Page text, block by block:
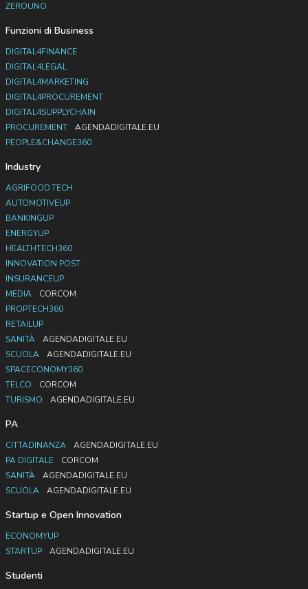
ZEROUNO
Funzioni di Business
DIGITAL4FINANCE
DIGITAL4LEGAL
DIGITAL4MARKETING
DIGITAL4PROCUREMENT
DIGITAL4SUPPLYCHAIN
PROCUREMENT
AGENDADIGITALE.EU
PEOPLE&CHANGE360
Industry
AGRIFOOD.TECH
AUTOMOTIVEUP
BANKINGUP
ENERGYUP
HEALTHTECH360
INNOVATION POST
INSURANCEUP
MEDIA
CORCOM
PROPTECH360
RETAILUP
SANITÀ
AGENDADIGITALE.EU
SCUOLA
AGENDADIGITALE.EU
SPACECONOMY360
TELCO
CORCOM
TURISMO
AGENDADIGITALE.EU
PA
CITTADINANZA
AGENDADIGITALE.EU
PA DIGITALE
CORCOM
SANITÀ
AGENDADIGITALE.EU
SCUOLA
AGENDADIGITALE.EU
Startup e Open Innovation
ECONOMYUP
STARTUP
AGENDADIGITALE.EU
Studenti